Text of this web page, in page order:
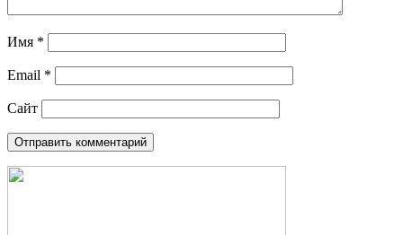
Имя *
Email *
Сайт